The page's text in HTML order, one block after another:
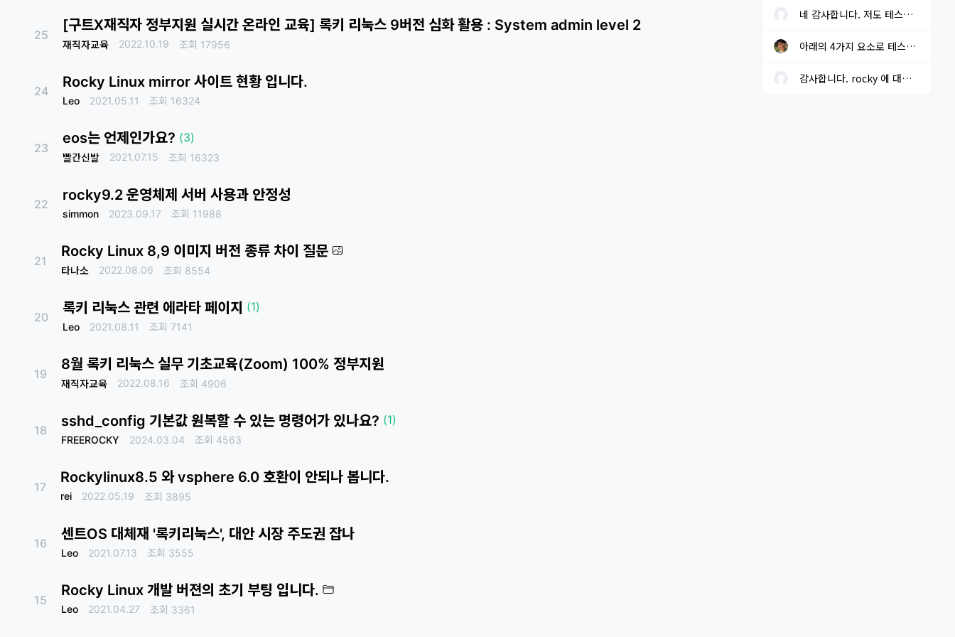
25
[구트X재직자 정부지원 실시간 온라인 교육] 록키 리눅스 9버전 심화 활용 : System admin level 2
재직자교육 2022.10.19 조회 17956
24
Rocky Linux mirror 사이트 현황 입니다.
Leo 2021.05.11 조회 16324
23
eos는 언제인가요? (3)
빨간신발 2021.07.15 조회 16323
22
rocky9.2 운영체제 서버 사용과 안정성
simmon 2023.09.17 조회 11988
21
Rocky Linux 8,9 이미지 버전 종류 차이 질문
타나소 2022.08.06 조회 8554
20
록키 리눅스 관련 에라타 페이지 (1)
Leo 2021.08.11 조회 7141
19
8월 록키 리눅스 실무 기초교육(Zoom) 100% 정부지원
재직자교육 2022.08.16 조회 4906
18
sshd_config 기본값 원복할 수 있는 명령어가 있나요? (1)
FREEROCKY 2024.03.04 조회 4563
17
Rockylinux8.5 와 vsphere 6.0 호환이 안되나 봅니다.
rei 2022.05.19 조회 3895
16
센트OS 대체재 '록키리눅스', 대안 시장 주도권 잡나
Leo 2021.07.13 조회 3555
15
Rocky Linux 개발 버젼의 초기 부팅 입니다.
Leo 2021.04.27 조회 3361
네 감사합니다. 저도 테스트 중 입니다.
아래의 4가지 요소로 테스트를 해보고자 하고 있습니다. 결과가 나오...
감사합니다. rocky 에 대한 local repo는 구성해 두었습니다.